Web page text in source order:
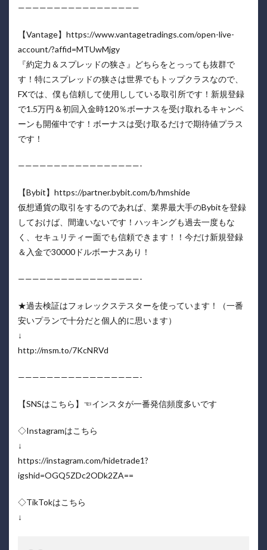
—————————————————
【Vantage】https://www.vantagetradings.com/open-live-
account/?affid=MTUwMjgy
『約定力＆スプレッドの狭さ』どちらをとっっても抜群で
す！特にスプレッドの狭さは世界でもトップクラスなので、
FXでは、僕も信頼して使用ししている取引所です！新規登録
で1.5万円＆初回入金時120％ボーナスを受け取れるキャンペ
ーンも開催中です！ボーナスは受け取るだけで期待値プラス
です！
—————————————————-
【Bybit】https://partner.bybit.com/b/hmshide
仮想通貨の取引をするのであれば、業界最大手のBybitを登録
しておけば、間違いないです！ハッキングも過去一度もな
く、セキュリティー面でも信頼できます！！今だけ新規登録
＆入金で30000ドルボーナスあり！
—————————————————-
★過去検証はフォレックステスターを使っています！（一番
安いプランで十分だと個人的に思います）
↓
http://msm.to/7KcNRVd
—————————————————-
【SNSはこちら】☜インスタが一番発信頻度多いです
◇Instagramはこちら
↓
https://instagram.com/hidetrade1?
igshid=OGQ5ZDc2ODk2ZA==
◇TikTokはこちら
↓